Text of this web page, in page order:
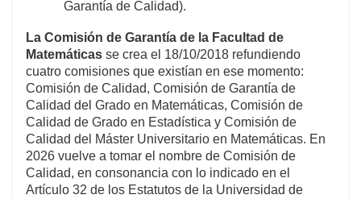
Garantía de Calidad).
La Comisión de Garantía de la Facultad de
Matemáticas se crea el 18/10/2018 refundiendo
cuatro comisiones que existían en ese momento:
Comisión de Calidad, Comisión de Garantía de
Calidad del Grado en Matemáticas, Comisión de
Calidad de Grado en Estadística y Comisión de
Calidad del Máster Universitario en Matemáticas. En
2026 vuelve a tomar el nombre de Comisión de
Calidad, en consonancia con lo indicado en el
Artículo 32 de los Estatutos de la Universidad de